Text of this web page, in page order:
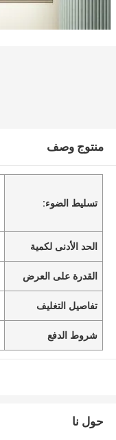
منتوج وصف
تسليط الضوء:
الحد الأدنى لكمية
القدرة على العرض
تفاصيل التغليف
شروط الدفع
حول نا